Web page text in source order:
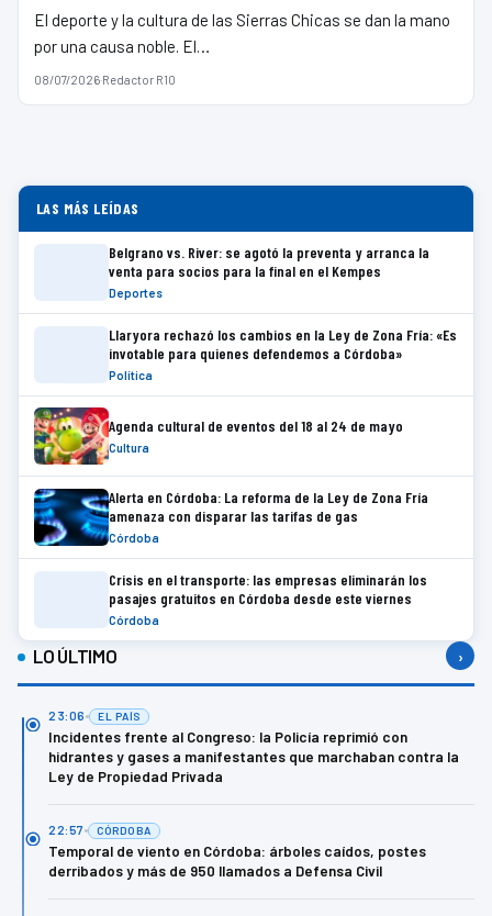
El deporte y la cultura de las Sierras Chicas se dan la mano
por una causa noble. El…
08/07/2026·Redactor R10
LAS MÁS LEÍDAS
Belgrano vs. River: se agotó la preventa y arranca la
venta para socios para la final en el Kempes
Deportes
Llaryora rechazó los cambios en la Ley de Zona Fría: «Es
invotable para quienes defendemos a Córdoba»
Política
Agenda cultural de eventos del 18 al 24 de mayo
Cultura
Alerta en Córdoba: La reforma de la Ley de Zona Fría
amenaza con disparar las tarifas de gas
Córdoba
Crisis en el transporte: las empresas eliminarán los
pasajes gratuitos en Córdoba desde este viernes
Córdoba
LO ÚLTIMO ›
23:06 EL PAÍS
Incidentes frente al Congreso: la Policía reprimió con
hidrantes y gases a manifestantes que marchaban contra la
Ley de Propiedad Privada
22:57 CÓRDOBA
Temporal de viento en Córdoba: árboles caídos, postes
derribados y más de 950 llamados a Defensa Civil